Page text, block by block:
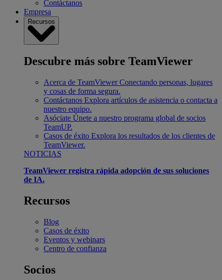
Contáctanos
Empresa
Recursos
Descubre más sobre TeamViewer
Acerca de TeamViewer Conectando personas, lugares
y cosas de forma segura.
Contáctanos Explora artículos de asistencia o contacta a
nuestro equipo.
Asóciate Únete a nuestro programa global de socios
TeamUP.
Casos de éxito Explora los resultados de los clientes de
TeamViewer.
NOTICIAS
TeamViewer registra rápida adopción de sus soluciones
de IA.
Recursos
Blog
Casos de éxito
Eventos y webinars
Centro de confianza
Socios